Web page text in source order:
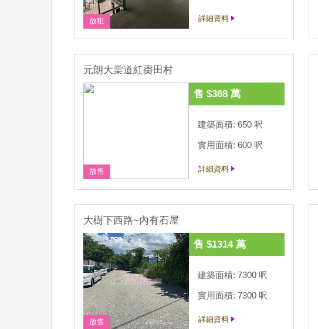
放租 詳細資料
元朗大棠道紅棗田村
放售
售 $368 萬
建築面積: 650 呎
實用面積: 600 呎
詳細資料
大樹下西路~內有石屋
放售
售 $1314 萬
建築面積: 7300 呎
實用面積: 7300 呎
詳細資料